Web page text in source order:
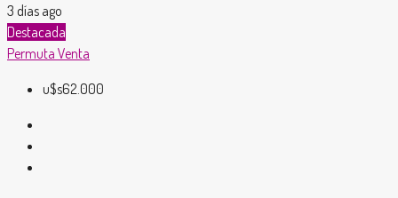
3 días ago
Destacada
Permuta Venta
u$s62.000